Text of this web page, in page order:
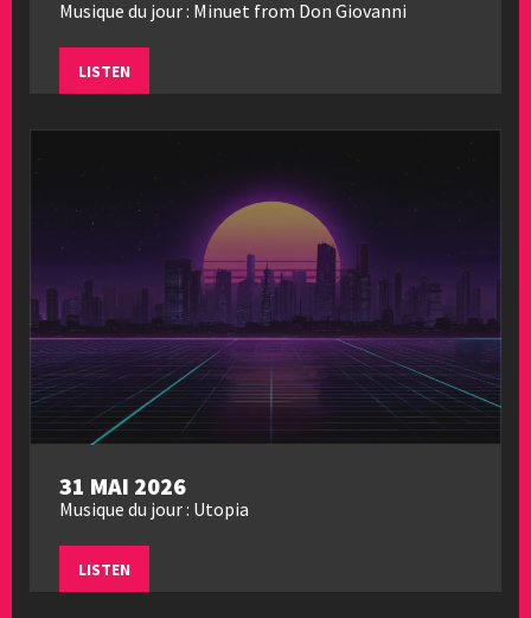
Musique du jour : Minuet from Don Giovanni
LISTEN
31 MAI 2026
Musique du jour : Utopia
LISTEN